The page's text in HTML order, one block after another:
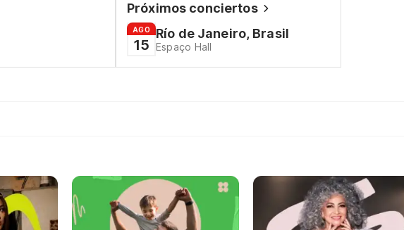
Próximos conciertos
AGO
15
Río de Janeiro, Brasil
Espaço Hall